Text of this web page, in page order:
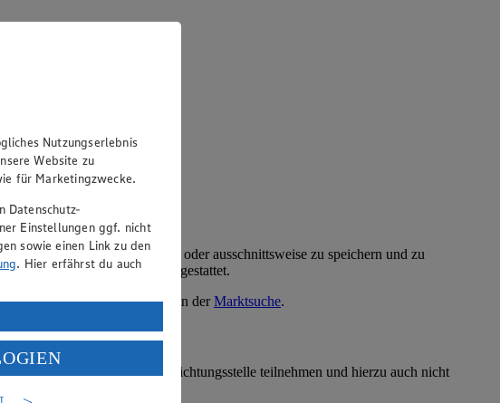
bereitgestellten Text ganz oder ausschnittsweise zu speichern und zu
aus dieser Website nicht gestattet.
unserer Märkte finden Sie in derMarktsuche.
vor einer Verbraucherschlichtungsstelle teilnehmen und hierzu auch nicht
Nutzungserlebnis
Website zu
für Marketingzwecke.
Datenschutz-
Einstellungen ggf. nicht
sowie einen Link zu den
. Hier erfährst du auch
und YouTube:
1 Satz 1 lit. a) DSGVO
die USA als Land mit
an. Es besteht das